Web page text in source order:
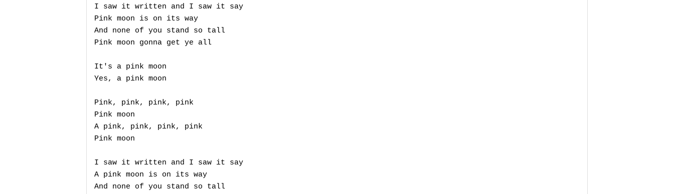
I saw it written and I saw it say
Pink moon is on its way
And none of you stand so tall
Pink moon gonna get ye all
It's a pink moon
Yes, a pink moon
Pink, pink, pink, pink
Pink moon
A pink, pink, pink, pink
Pink moon
I saw it written and I saw it say
A pink moon is on its way
And none of you stand so tall